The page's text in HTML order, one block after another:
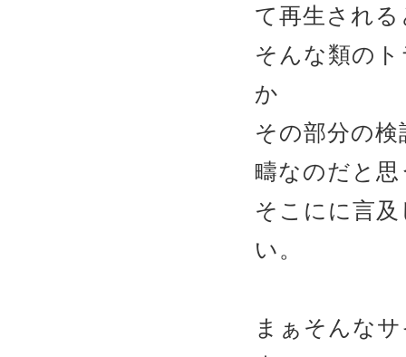
て再生され
そんな類の
か
その部分の
疇なのだと思
そこにに言
い。
まぁそんな